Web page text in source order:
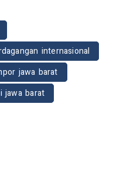
internasional
jawa barat
jawa barat